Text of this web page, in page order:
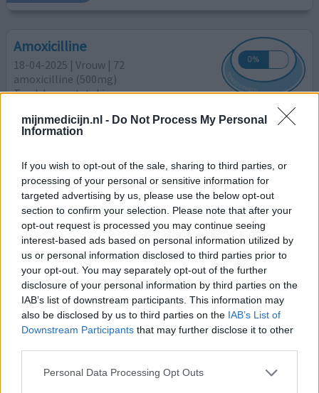
mijnmedicijn.nl - Do Not Process My Personal
Information
If you wish to opt-out of the sale, sharing to third parties, or
processing of your personal or sensitive information for
targeted advertising by us, please use the below opt-out
section to confirm your selection. Please note that after your
opt-out request is processed you may continue seeing
interest-based ads based on personal information utilized by
us or personal information disclosed to third parties prior to
your opt-out. You may separately opt-out of the further
disclosure of your personal information by third parties on the
IAB’s list of downstream participants. This information may
also be disclosed by us to third parties on the IAB’s List of
Downstream Participants that may further disclose it to other
Personal Data Processing Opt Outs
Amoxicilline
18-04-2025 | Vrouw | 72
amoxicilline (500mg)
Tandvleesontsteking
Effectiviteit
Hoeveelheid bijwerkingen
maagpijn
braken maagproblemen
Ik schrijf dit bericht voor mijn 72-jarige moeder. Ze heeft
een kuur van de tandarts voorgeschreven gekregen voor
een ontsteking na voorbereidingen voor het plaatsen van
een implantaat. In eerste instantie een week van 3 pillen
per dag, verliep zonder problemen en geen enkele
bijwerking. Kuur werd met week verlengd. Op dag 10 ging
het helemaal mis. Na het slikken van de 1[lees meer...]